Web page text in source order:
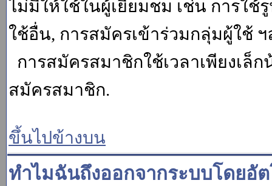
ไม่มีให้ใช้ในผู้เยี่ยมชม เช่น การใช้
ใช้อื่น, การสมัครเข้าร่วมกลุ่มผู้ใช้ ฯ
การสมัครสมาชิกใช้เวลาเพียงเ
สมัครสมาชิก.
ขึ้นไปข้างบน
ทำไมฉันถึงออกจากระบบโดยอั